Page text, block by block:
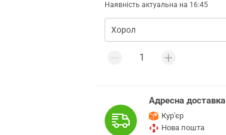
Наявність актуальна на 16:45
Адресна доставка
Кур'єр
Нова пошта